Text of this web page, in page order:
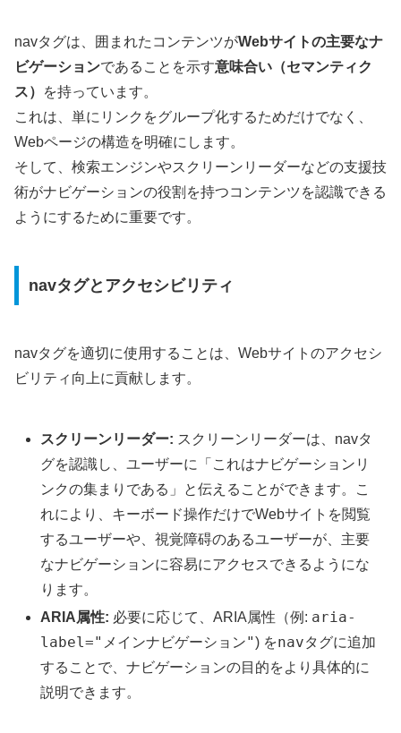
navタグは、囲まれたコンテンツがWebサイトの主要なナ
ビゲーションであることを示す意味合い（セマンティク
ス）
を持っています。
これは、単にリンクをグループ化するためだけでなく、
Webページの構造を明確にします。
そして、検索エンジンやスクリーンリーダーなどの支援技
術がナビゲーションの役割を持つコンテンツを認識できる
ようにするために重要です。
navタグとアクセシビリティ
navタグを適切に使用することは、Webサイトのアクセシ
ビリティ向上に貢献します。
スクリーンリーダー: スクリーンリーダーは、navタ
グを認識し、ユーザーに「これはナビゲーションリ
ンクの集まりである」と伝えることができます。こ
れにより、キーボード操作だけでWebサイトを閲覧
するユーザーや、視覚障碍のあるユーザーが、主要
なナビゲーションに容易にアクセスできるようにな
ります。
ARIA属性: 必要に応じて、ARIA属性（例: aria-
label="メインナビゲーション") をnavタグに追加
することで、ナビゲーションの目的をより具体的に
説明できます。